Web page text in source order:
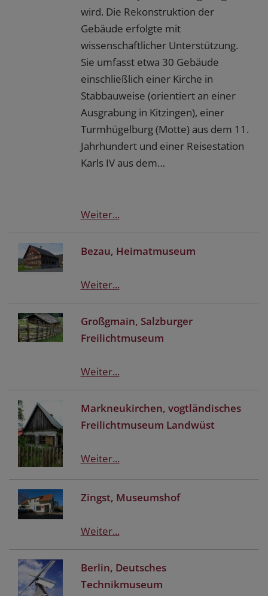
wird. Die Rekonstruktion der
Gebäude erfolgte mit
wissenschaftlicher Unterstützung.
Sie umfasst etwa 30 Gebäude
einschließlich einer Kirche in
Stabbauweise (orientiert an einer
Ausgrabung in Kitzingen), einer
Turmhügelburg (Motte) aus dem 11.
Jahrhundert und einer Reisestation
Karls IV aus dem…
Weiter...
Bezau, Heimatmuseum
Weiter...
Großgmain, Salzburger
Freilichtmuseum
Weiter...
Markneukirchen, vogtländisches
Freilichtmuseum Landwüst
Weiter...
Zingst, Museumshof
Weiter...
Berlin, Deutsches
Technikmuseum